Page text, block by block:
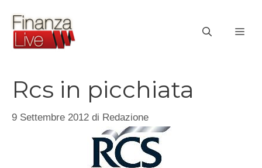
contenuto
Rcs in picchiata
9 Settembre 2012 di Redazione